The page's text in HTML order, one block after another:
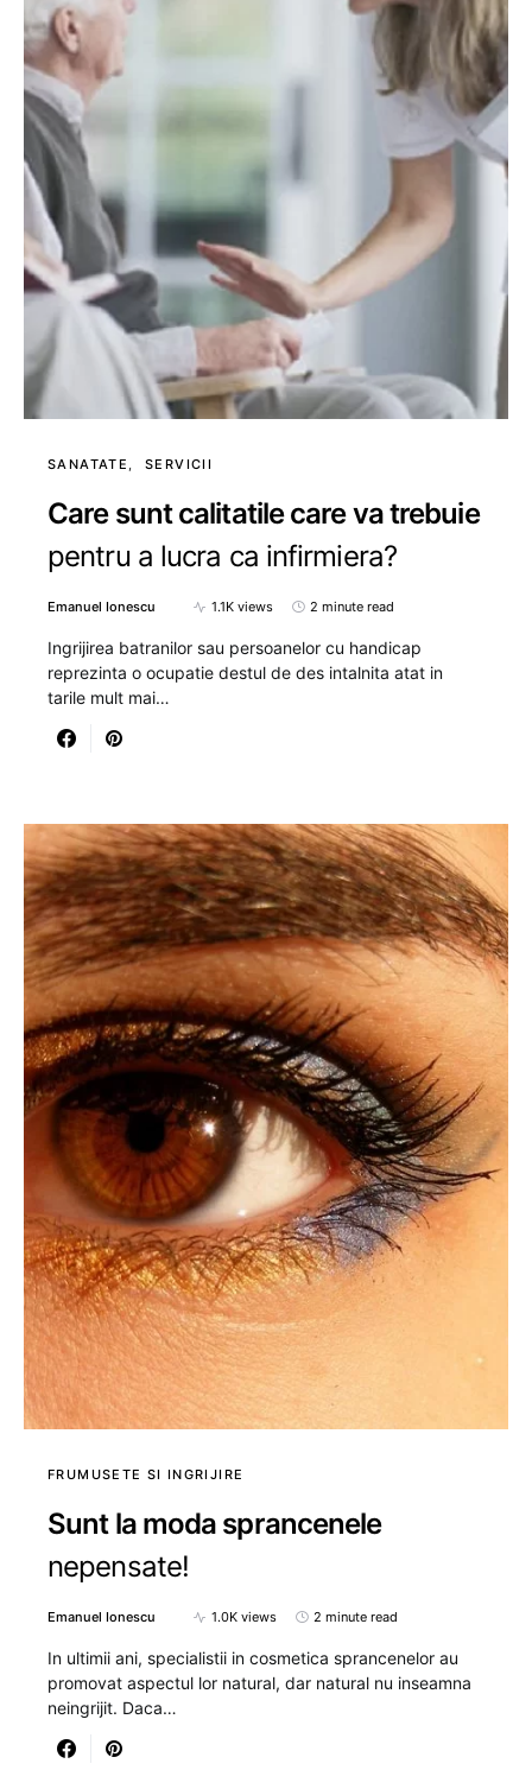
SANATATE SERVICII
Care sunt calitatile care va trebuie
pentru a lucra ca infirmiera?
Emanuel Ionescu 1.1K views 2 minute read
Ingrijirea batranilor sau persoanelor cu handicap
reprezinta o ocupatie destul de des intalnita atat in
tarile mult mai…
FRUMUSETE SI INGRIJIRE
Sunt la moda sprancenele
nepensate!
Emanuel Ionescu 1.0K views 2 minute read
In ultimii ani, specialistii in cosmetica sprancenelor au
promovat aspectul lor natural, dar natural nu inseamna
neingrijit. Daca…